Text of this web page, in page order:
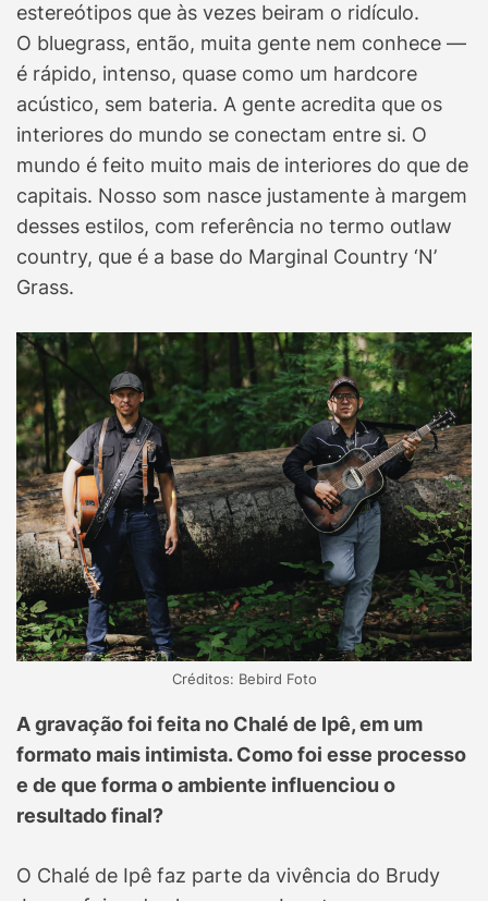
estereótipos que às vezes beiram o ridículo.
O bluegrass, então, muita gente nem conhece —
é rápido, intenso, quase como um hardcore
acústico, sem bateria. A gente acredita que os
interiores do mundo se conectam entre si. O
mundo é feito muito mais de interiores do que de
capitais. Nosso som nasce justamente à margem
desses estilos, com referência no termo outlaw
country, que é a base do Marginal Country ‘N’
Grass.
Créditos: Bebird Foto
A gravação foi feita no Chalé de Ipê, em um
formato mais intimista. Como foi esse processo
e de que forma o ambiente influenciou o
resultado final?
O Chalé de Ipê faz parte da vivência do Brudy